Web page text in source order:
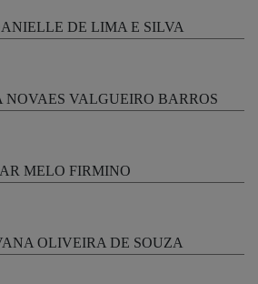
DE LIMA E SILVA
VALGUEIRO BARROS
MELO FIRMINO
OLIVEIRA DE SOUZA